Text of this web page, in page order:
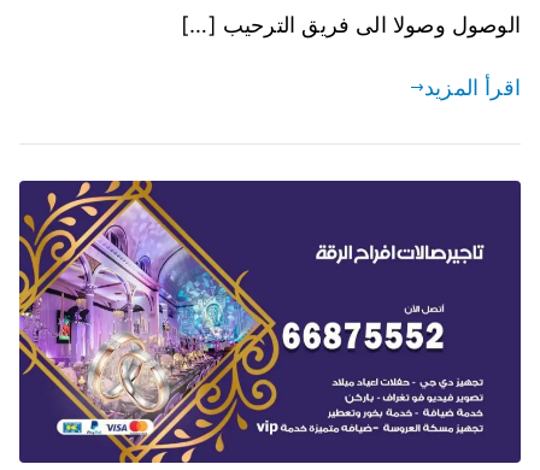
الوصول وصولا الى فريق الترحيب […]
اقرأ المزيد